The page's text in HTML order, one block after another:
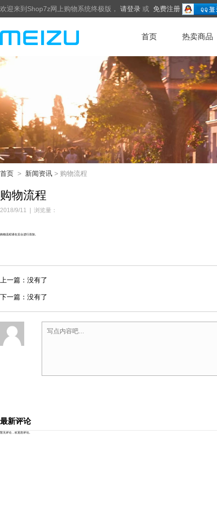
欢迎来到Shop7z网上购物系统终极版， 请登录 或 免费注册
首页 热卖商品
首页 > 新闻资讯 > 购物流程
购物流程
2018/9/11 | 浏览量：
购物流程请在后台进行添加。
上一篇：没有了
下一篇：没有了
最新评论
暂无评论，欢迎您评论。